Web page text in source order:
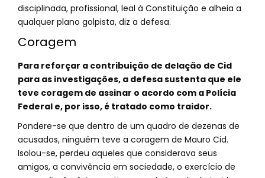
disciplinada, profissional, leal à Constituição e alheia a
qualquer plano golpista, diz a defesa.
Coragem
Para reforçar a contribuição de delação de Cid
para as investigações, a defesa sustenta que ele
teve coragem de assinar o acordo com a Polícia
Federal e, por isso, é tratado como traidor.
Pondere-se que dentro de um quadro de dezenas de
acusados, ninguém teve a coragem de Mauro Cid.
Isolou-se, perdeu aqueles que considerava seus
amigos, a convivência em sociedade, o exercício de